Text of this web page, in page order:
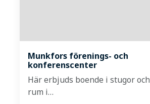
Munkfors förenings- och
konferenscenter
Här erbjuds boende i stugor och
rum i…